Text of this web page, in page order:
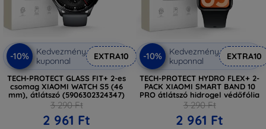
-10%
Kedvezmény
kuponnal
EXTRA10
TECH-PROTECT GLASS FIT+ 2-es
csomag XIAOMI WATCH S5 (46
mm), átlátszó (5906302324347)
3 290 Ft
2 961 Ft
-10%
Kedvezmény
kuponnal
EXTRA10
TECH-PROTECT HYDRO FLEX+ 2-
PACK XIAOMI SMART BAND 10
PRO átlátszó hidrogel védőfólia
3 290 Ft
2 961 Ft